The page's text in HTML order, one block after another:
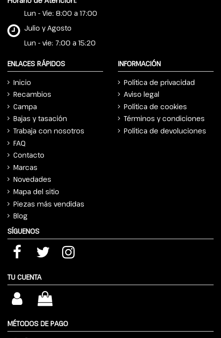
Lun - Vie: 8:00 a 17:00
Julio y Agosto
Lun - vie: 7:00 a 15:20
ENLACES RÁPIDOS
Inicio
Recambios
Campa
Bajas y tasación
Trabaja con nosotros
FAQ
Contacto
Marcas
Novedades
Mapa del sitio
Piezas más vendidas
Blog
INFORMACIÓN
Política de privacidad
Aviso legal
Política de cookies
Términos y condiciones
Política de devoluciones
SÍGUENOS
TU CUENTA
MÉTODOS DE PAGO